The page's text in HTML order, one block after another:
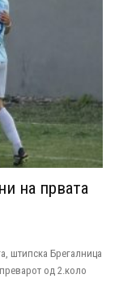
на првата
штипска Брегалница
од 2.коло